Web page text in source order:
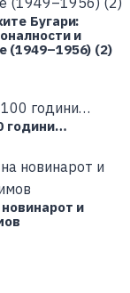
Бугари:
и
(1949–1956) (2)
години…
и